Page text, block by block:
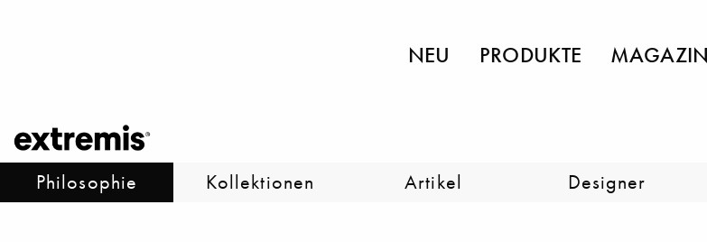
NEU PRODUKTE MAGAZIN
Philosophie Kollektionen Artikel Designer